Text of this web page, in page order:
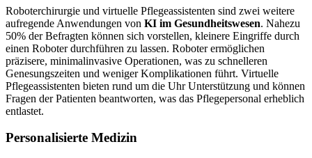
Roboterchirurgie und virtuelle Pflegeassistenten sind zwei weitere
aufregende Anwendungen von KI im Gesundheitswesen. Nahezu
50% der Befragten können sich vorstellen, kleinere Eingriffe durch
einen Roboter durchführen zu lassen. Roboter ermöglichen
präzisere, minimalinvasive Operationen, was zu schnelleren
Genesungszeiten und weniger Komplikationen führt. Virtuelle
Pflegeassistenten bieten rund um die Uhr Unterstützung und können
Fragen der Patienten beantworten, was das Pflegepersonal erheblich
entlastet.
Personalisierte Medizin